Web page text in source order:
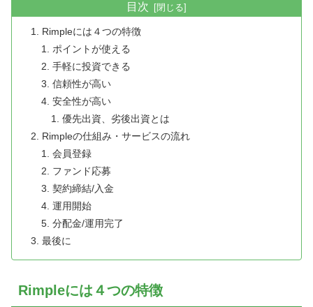
目次
Rimpleには４つの特徴
ポイントが使える
手軽に投資できる
信頼性が高い
安全性が高い
優先出資、劣後出資とは
Rimpleの仕組み・サービスの流れ
会員登録
ファンド応募
契約締結/入金
運用開始
分配金/運用完了
最後に
Rimpleには４つの特徴